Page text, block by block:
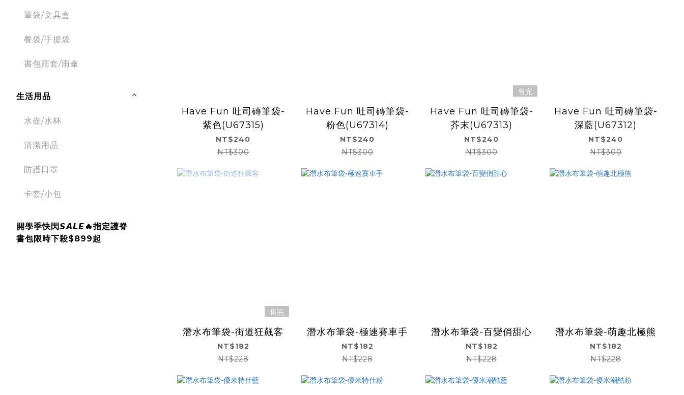
筆袋/文具盒
餐袋/手提袋
書包雨套/雨傘
生活用品
水壺/水杯
清潔用品
防護口罩
卡套/小包
開學季快閃𝙎𝘼𝙇𝙀🔥指定護脊
書包限時下殺$899起
Have Fun 吐司磚筆袋-
紫色(U67315)
NT$240
NT$300
Have Fun 吐司磚筆袋-
粉色(U67314)
NT$240
NT$300
售完
Have Fun 吐司磚筆袋-
芥末(U67313)
NT$240
NT$300
Have Fun 吐司磚筆袋-
深藍(U67312)
NT$240
NT$300
售完
潛水布筆袋-街道狂飆客
NT$182
NT$228
潛水布筆袋-極速賽車手
NT$182
NT$228
潛水布筆袋-百變俏甜心
NT$182
NT$228
潛水布筆袋-萌趣北極熊
NT$182
NT$228